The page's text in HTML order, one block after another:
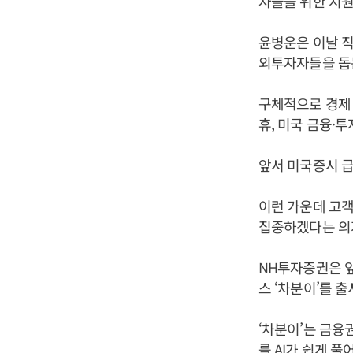
윤병운은 이날
외투자자들을
구체적으로 경
휴, 미국 금융·
앞서 미국증시
이런 가운데 고
집중하겠다는
NH투자증권은
스 ‘차분이’를
‘차분이’는 금